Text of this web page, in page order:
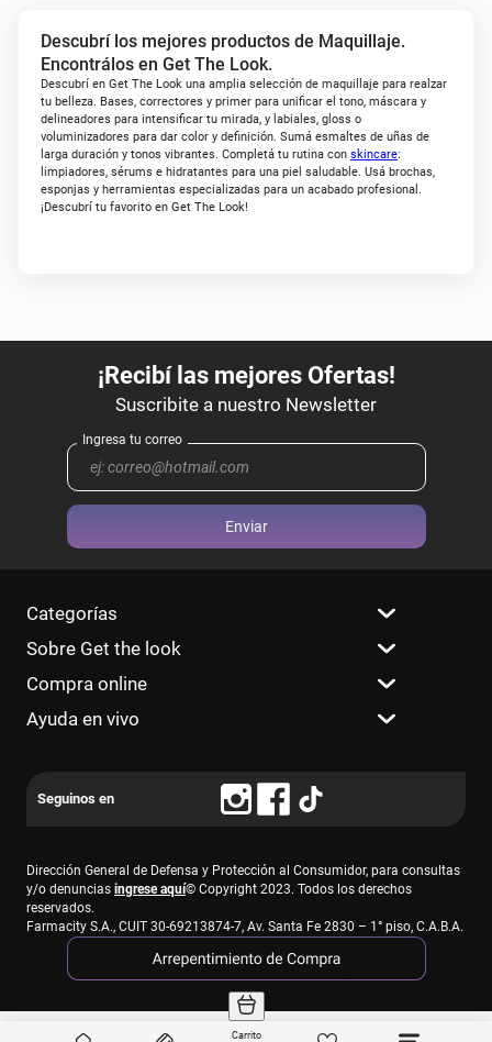
Carrito
Descubrí los mejores productos de Maquillaje.
Encontrálos en Get The Look.
Descubrí en Get The Look una amplia selección de maquillaje para realzar
tu belleza. Bases, correctores y primer para unificar el tono, máscara y
delineadores para intensificar tu mirada, y labiales, gloss o
voluminizadores para dar color y definición. Sumá esmaltes de uñas de
larga duración y tonos vibrantes. Completá tu rutina con skincare:
limpiadores, sérums e hidratantes para una piel saludable. Usá brochas,
esponjas y herramientas especializadas para un acabado profesional.
¡Descubrí tu favorito en Get The Look!
Enviar
Categorías
Sobre Get the look
Compra online
Ayuda en vivo
Dirección General de Defensa y Protección al Consumidor, para consultas
y/o denuncias ingrese aquí© Copyright 2023. Todos los derechos
reservados.
Farmacity S.A., CUIT 30-69213874-7, Av. Santa Fe 2830 – 1° piso, C.A.B.A.